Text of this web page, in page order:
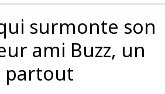
surmonte son
ami Buzz, un
partout